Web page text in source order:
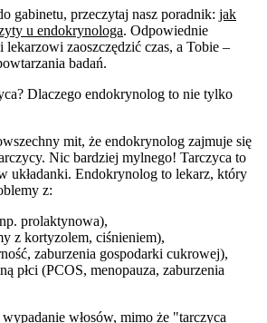
gabinetu, przeczytaj nasz poradnik: jak
u endokrynologa. Odpowiednie
zaoszczędzić czas, a Tobie –
badań.
Dlaczego endokrynolog to nie tylko
mit, że endokrynolog zajmuje się
Nic bardziej mylnego! Tarczyca to
układanki. Endokrynolog to lekarz, który
z:
prolaktynowa),
z kortyzolem, ciśnieniem),
zaburzenia gospodarki cukrowej),
płci (PCOS, menopauza, zaburzenia
włosów, mimo że "tarczyca